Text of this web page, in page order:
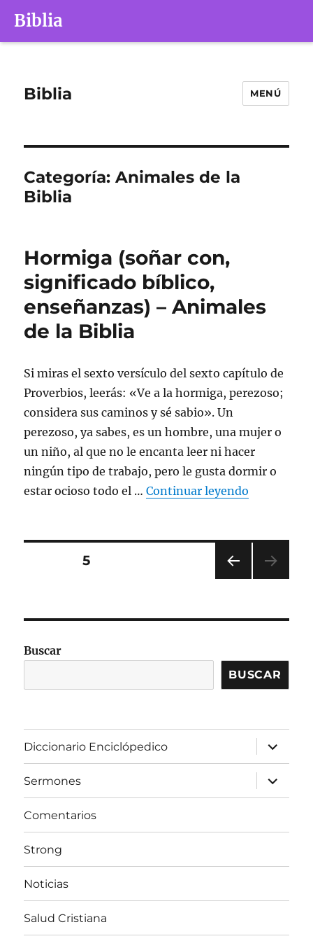
Biblia
Biblia MENÚ
Categoría:Animales de la
Biblia
Hormiga (soñar con,
significado bíblico,
enseñanzas) – Animales
de la Biblia
Si miras el sexto versículo del sexto capítulo de
Proverbios, leerás: «Ve a la hormiga, perezoso;
considera sus caminos y sé sabio». Un
perezoso, ya sabes, es un hombre, una mujer o
un niño, al que no le encanta leer ni hacer
ningún tipo de trabajo, pero le gusta dormir o
estar ocioso todo el …Continuar leyendo
ERIO
PÁGINA5
Buscar
BUSCAR
Diccionario Enciclópedico
expandir
el
menú
inferior
Sermones
expandir
el
menú
Comentarios
Strong
Noticias
Salud Cristiana